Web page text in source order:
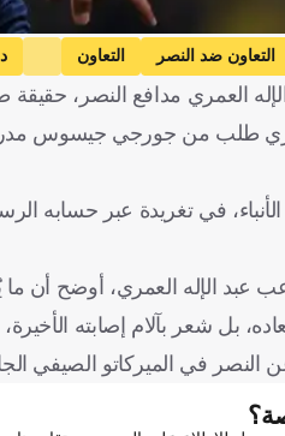
التعاون ضد النصر التعاون
العمري مدافع النصر، حقيقة
طلب من جورجي جيسوس مدرب
في تغريدة عبر حسابه
عبد الإله العمري، أوضح أن
بل شعر بآلام إصابته
النصر في الميركاتو الصيفي